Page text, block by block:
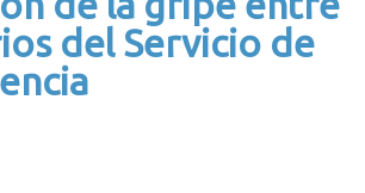
del Servicio de